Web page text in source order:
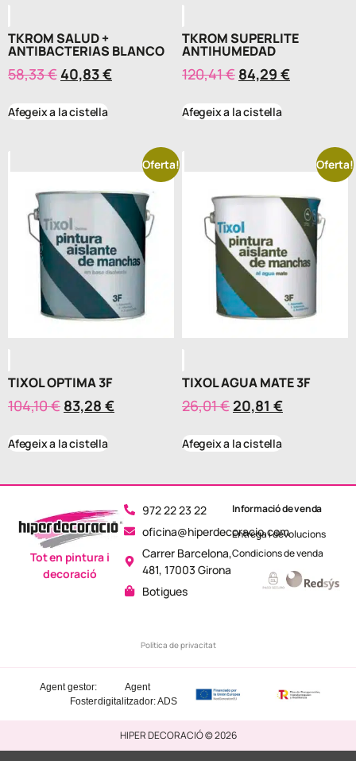
TKROM SALUD +
ANTIBACTERIAS BLANCO
58,33€ 40,83€
Afegeix a la cistella
TKROM SUPERLITE
ANTIHUMEDAD
120,41€ 84,29 €
Afegeix a la cistella
Oferta!
TIXOL OPTIMA 3F
104,10€ 83,28 €
Afegeix a la cistella
Oferta!
TIXOL AGUA MATE 3F
26,01€ 20,81 €
Afegeix a la cistella
972 22 23 22
oficina@hiperdecoracio.com
Carrer Barcelona,
481, 17003 Girona
Botigues
Política de privacitat
Tot en pintura i
decoració
Informació de venda
Entrega i devolucions
Condicions de venda
Agent
digitalitzador: ADS
Agent gestor:
Foster
HIPER DECORACIÓ © 2026